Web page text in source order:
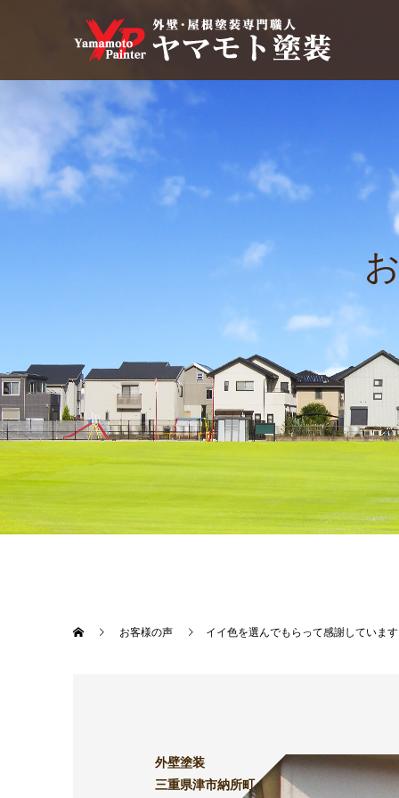
お客様の声 イイ色を選んでもらって感謝していま
外壁塗装
三重県津市納所町